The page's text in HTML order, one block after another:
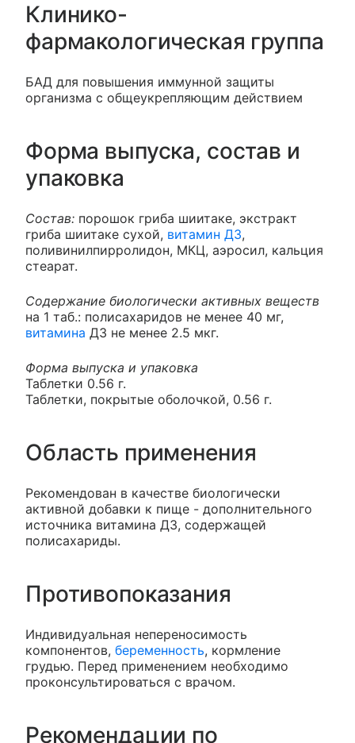
Клинико-
фармакологическая группа
БАД для повышения иммунной защиты
организма с общеукрепляющим действием
Форма выпуска, состав и
упаковка
Состав: порошок гриба шиитаке, экстракт
гриба шиитаке сухой, витамин Д3,
поливинилпирролидон, МКЦ, аэросил, кальция
стеарат.
Содержание биологически активных веществ
на 1 таб.: полисахаридов не менее 40 мг,
витамина Д3 не менее 2.5 мкг.
Форма выпуска и упаковка
Таблетки 0.56 г.
Таблетки, покрытые оболочкой, 0.56 г.
Область применения
Рекомендован в качестве биологически
активной добавки к пище - дополнительного
источника витамина Д3, содержащей
полисахариды.
Противопоказания
Индивидуальная непереносимость
компонентов, беременность, кормление
грудью. Перед применением необходимо
проконсультироваться с врачом.
Рекомендации по